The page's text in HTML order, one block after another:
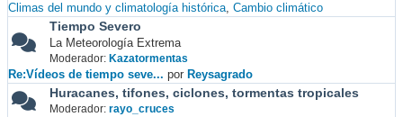
Climas del mundo y climatología histórica Cambio climático
Tiempo Severo
La Meteorología Extrema
Moderador: Kazatormentas
Re:Vídeos de tiempo seve... por Reysagrado
Huracanes, tifones, ciclones, tormentas tropicales
Moderador: rayo_cruces